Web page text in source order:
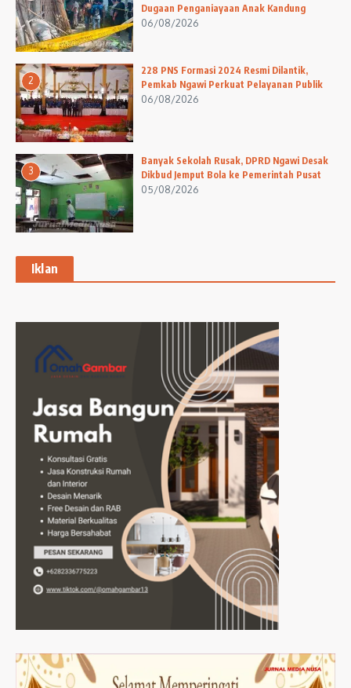
Dugaan Penganiayaan Anak Kandung
06/08/2026
2
228 PNS Formasi 2024 Resmi Dilantik,
Pemkab Ngawi Perkuat Pelayanan Publik
06/08/2026
3
Banyak Sekolah Rusak, DPRD Ngawi Desak
Dikbud Jemput Bola ke Pemerintah Pusat
05/08/2026
Iklan